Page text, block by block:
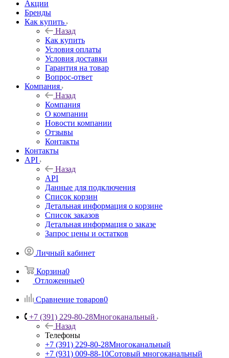
Акции
Бренды
Как купить
Назад
Как купить
Условия оплаты
Условия доставки
Гарантия на товар
Вопрос-ответ
Компания
Назад
Компания
О компании
Новости компании
Отзывы
Контакты
Контакты
API
Назад
API
Данные для подключения
Список корзин
Детальная информация о корзине
Список заказов
Детальная информация о заказе
Запрос цены и остатков
Личный кабинет
Корзина0
Отложенные0
Сравнение товаров0
+7 (391) 229-80-28Многоканальный
Назад
Телефоны
+7 (391) 229-80-28Многоканальный
+7 (931) 009-88-10Сотовый многоканальный